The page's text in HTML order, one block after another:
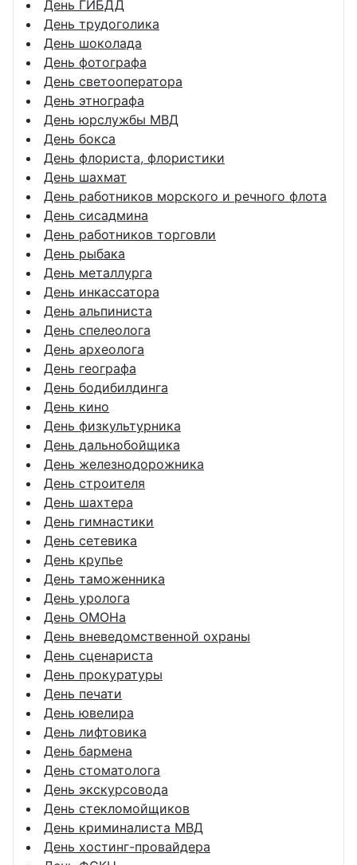
День ГИБДД
День трудоголика
День шоколада
День фотографа
День светооператора
День этнографа
День юрслужбы МВД
День бокса
День флориста, флористики
День шахмат
День работников морского и речного флота
День сисадмина
День работников торговли
День рыбака
День металлурга
День инкассатора
День альпиниста
День спелеолога
День археолога
День географа
День бодибилдинга
День кино
День физкультурника
День дальнобойщика
День железнодорожника
День строителя
День шахтера
День гимнастики
День сетевика
День крупье
День таможенника
День уролога
День ОМОНа
День вневедомственной охраны
День сценариста
День прокуратуры
День печати
День ювелира
День лифтовика
День бармена
День стоматолога
День экскурсовода
День стекломойщиков
День криминалиста МВД
День хостинг-провайдера